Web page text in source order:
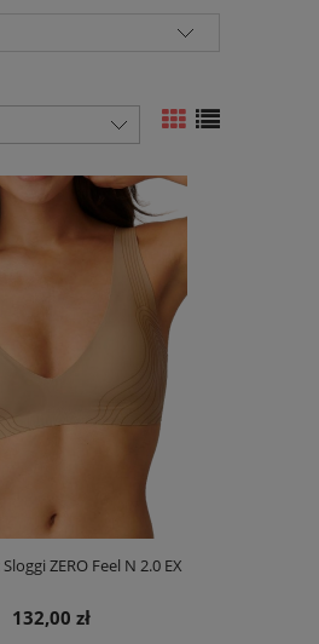
ZERO Feel N 2.0 EX
132,00 zł